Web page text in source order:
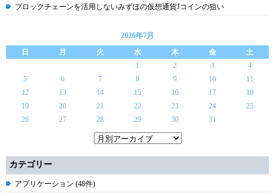
ブロックチェーンを活用しないみずほの仮想通貨Jコインの狙い
2026年7月
日
月 火 水 木 金
土
1
2 3
4
5
6 7 8 9 10
11
12
13 14 15 16 17
18
19
20 21 22 23 24
25
26
27 28 29 30 31
カテゴリー
アプリケーション (48件)